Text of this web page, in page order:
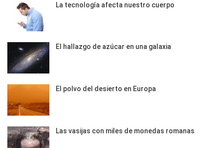
La tecnología afecta nuestro cuerpo
El hallazgo de azúcar en una galaxia
El polvo del desierto en Europa
Las vasijas con miles de monedas romanas